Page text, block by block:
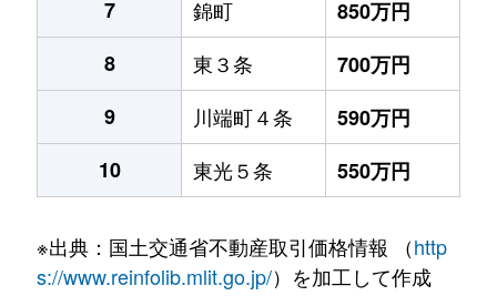
7
錦町
850万円
8
東３条
700万円
9
川端町４条
590万円
10
東光５条 550万円
※出典：国土交通省不動産取引価格情報 （http
s://www.reinfolib.mlit.go.jp/）を加工して作成